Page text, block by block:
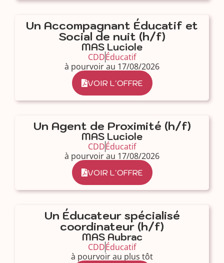
Un Accompagnant Éducatif et
Social de nuit (h/f)
MAS Luciole
CDDÉducatif
à pourvoir au 17/08/2026
VOIR L'OFFRE
Un Agent de Proximité (h/f)
MAS Luciole
CDDÉducatif
à pourvoir au 17/08/2026
VOIR L'OFFRE
Un Éducateur spécialisé
coordinateur (h/f)
MAS Aubrac
CDDÉducatif
à pourvoir au plus tôt